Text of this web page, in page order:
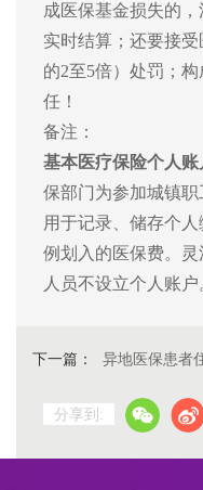
成医保基金损失的
实时结算；还要接
的2至5倍）处罚；
任！
备注：
基本医疗保险个人账
保部门为参加城镇职
用于记录、储存个
例划入的医保费。
人员不设立个人账户
下一篇： 异地医保患者
分享到: